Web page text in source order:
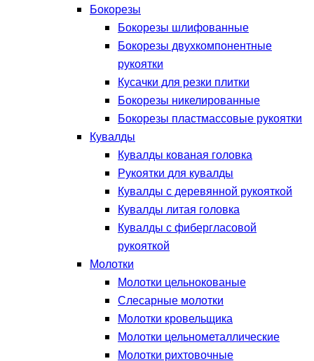
Бокорезы
Бокорезы шлифованные
Бокорезы двухкомпонентные
рукоятки
Кусачки для резки плитки
Бокорезы никелированные
Бокорезы пластмассовые рукоятки
Кувалды
Кувалды кованая головка
Рукоятки для кувалды
Кувалды с деревянной рукояткой
Кувалды литая головка
Кувалды с фибергласовой
рукояткой
Молотки
Молотки цельнокованые
Слесарные молотки
Молотки кровельщика
Молотки цельнометаллические
Молотки рихтовочные